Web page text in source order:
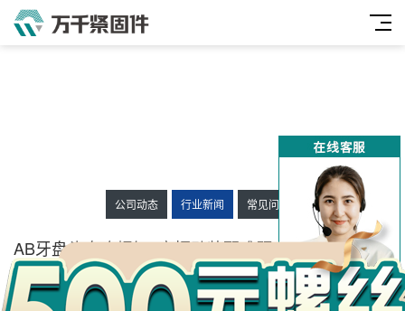
公司动态 行业新闻 常见问题
AB牙盘头自攻螺钉_高振动装配难题_槽型参数破解
发布时间：2025-07-14 12:46:06 人气： 435 来源：
工
品